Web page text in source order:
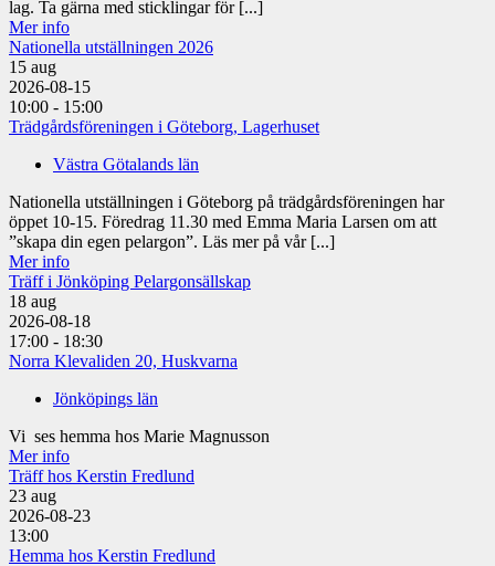
lag. Ta gärna med sticklingar för [...]
Mer info
Nationella utställningen 2026
15 aug
2026-08-15
10:00 - 15:00
Trädgårdsföreningen i Göteborg, Lagerhuset
Västra Götalands län
Nationella utställningen i Göteborg på trädgårdsföreningen har
öppet 10-15. Föredrag 11.30 med Emma Maria Larsen om att
”skapa din egen pelargon”. Läs mer på vår [...]
Mer info
Träff i Jönköping Pelargonsällskap
18 aug
2026-08-18
17:00 - 18:30
Norra Klevaliden 20, Huskvarna
Jönköpings län
Vi ses hemma hos Marie Magnusson
Mer info
Träff hos Kerstin Fredlund
23 aug
2026-08-23
13:00
Hemma hos Kerstin Fredlund